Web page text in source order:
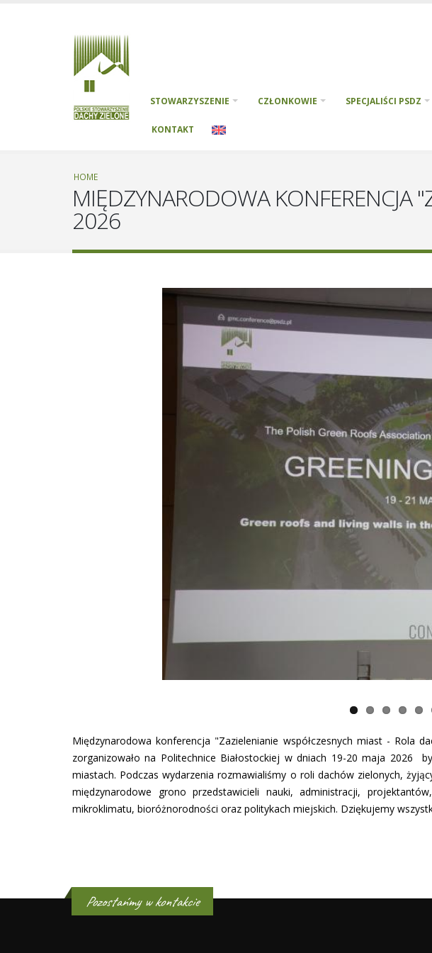
STOWARZYSZENIE CZŁONKOWIE SPECJALIŚCI PSDZ
KONTAKT
HOME
MIĘDZYNARODOWA KONFERENCJA
2026
Międzynarodowa konferencja "Zazielenianie współczesnych miast - Rola
zorganizowało na Politechnice Białostockiej w dniach 19-20 maja 2026
miastach. Podczas wydarzenia rozmawialiśmy o roli dachów zielonych,
międzynarodowe grono przedstawicieli nauki, administracji,
mikroklimatu, bioróżnorodności oraz politykach miejskich. Dziękujemy
Pozostańmy w kontakcie